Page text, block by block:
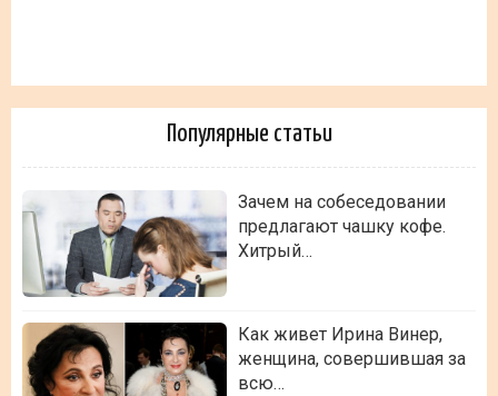
Популярные статьи
Зачем на собеседовании
предлагают чашку кофе.
Хитрый…
Как живет Ирина Винер,
женщина, совершившая за
всю…